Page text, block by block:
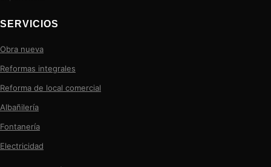
SERVICIOS
Obra nueva
Reformas integrales
Reforma de local comercial
Albañilería
Fontanería
Electricidad